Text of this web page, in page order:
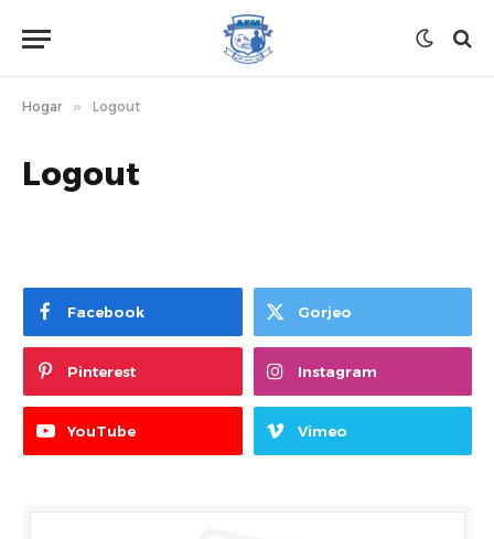
Hogar » Logout
Logout
Facebook Gorjeo
Pinterest Instagram
YouTube Vimeo